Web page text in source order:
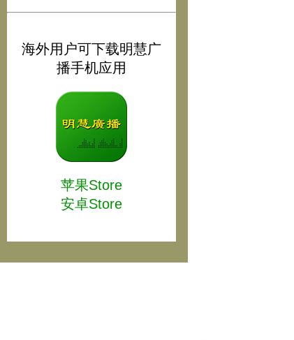
海外用户可下载明慧广
播手机应用
苹果Store
安卓Store